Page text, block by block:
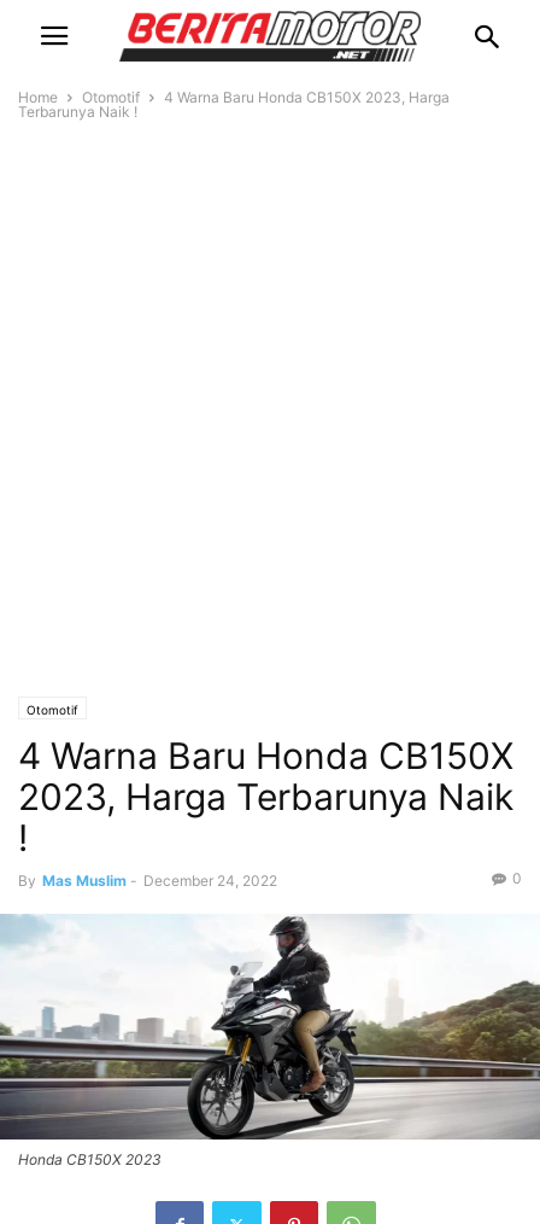
Home Otomotif
4 Warna Baru Honda CB150X 2023, Harga
Terbarunya Naik !
Otomotif
4 Warna Baru Honda CB150X
2023, Harga Terbarunya Naik
!
By Mas Muslim - December 24, 2022 0
Honda CB150X 2023